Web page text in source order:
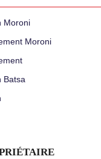
Moroni
Moroni
Batsa